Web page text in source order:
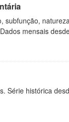
subfunção,
mensais
Série histórica